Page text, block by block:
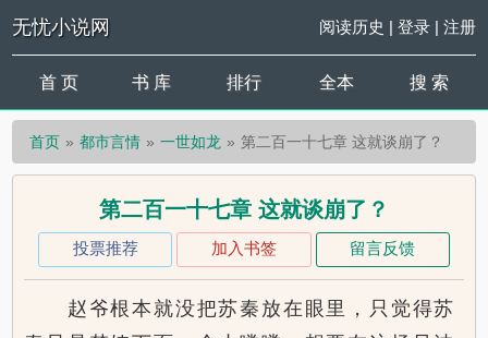
无忧小说网 阅读历史 | 登录| 注册
首 页 书 库 排行 全本 搜 索
首页 都市言情 一世如龙 第二百一十七章 这就谈崩了？
第二百一十七章 这就谈崩了？
投票推荐 加入书签 留言反馈
赵爷根本就没把苏秦放在眼里，只觉得苏